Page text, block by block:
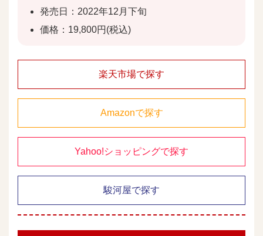
発売日：2022年12月下旬
価格：19,800円(税込)
楽天市場で探す
Amazonで探す
Yahoo!ショッピングで探す
駿河屋で探す